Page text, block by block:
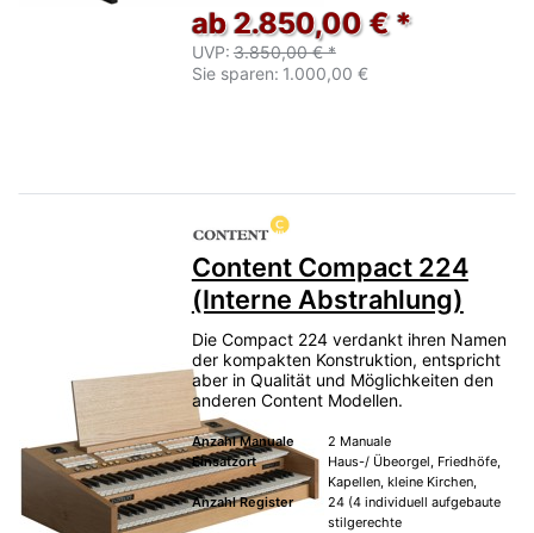
ab 2.850,00 € *
UVP: 3.850,00 € *
Sie sparen: 1.000,00 €
Content Compact 224
(Interne Abstrahlung)
Die Compact 224 verdankt ihren Namen
der kompakten Konstruktion, entspricht
aber in Qualität und Möglichkeiten den
anderen Content Modellen.
Anzahl Manuale
2 Manuale
Einsatzort
Haus-/ Übeorgel, Friedhöfe,
Kapellen, kleine Kirchen,
Anzahl Register
24 (4 individuell aufgebaute
stilgerechte